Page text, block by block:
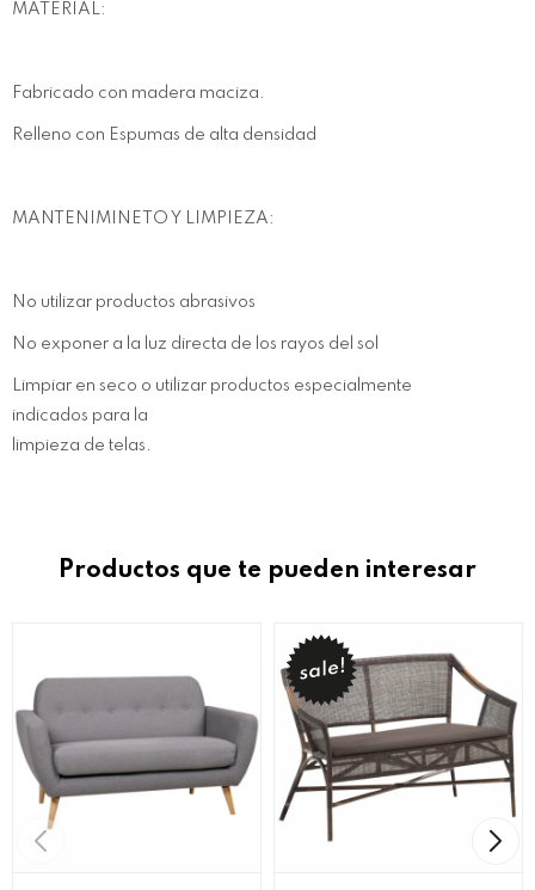
MATERIAL:
Fabricado con madera maciza.
Relleno con Espumas de alta densidad
MANTENIMINETO Y LIMPIEZA:
No utilizar productos abrasivos
No exponer a la luz directa de los rayos del sol
Limpiar en seco o utilizar productos especialmente
indicados para la
limpieza de telas.
Productos que te pueden interesar